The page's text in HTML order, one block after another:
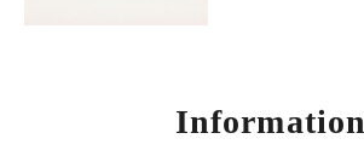
Information